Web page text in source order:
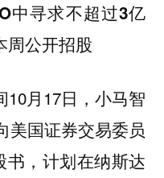
中寻求不超过3亿
周公开招股
月17日，小马智
美国证券交易委员
，计划在纳斯达